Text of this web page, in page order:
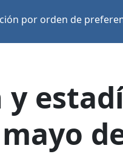
por orden de